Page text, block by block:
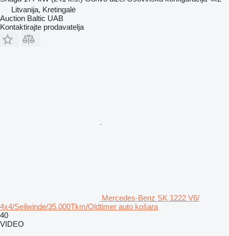
Litvanija, Kretingalė
Auction Baltic UAB
Kontaktirajte prodavatelja
Mercedes-Benz SK 1222 V6/
4x4/Seilwinde/35.000Tkm/Oldtimer auto košara
40
VIDEO